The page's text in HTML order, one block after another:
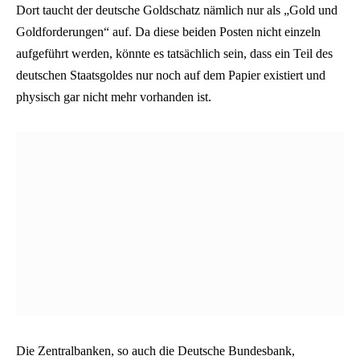
Dort taucht der deutsche Goldschatz nämlich nur als „Gold und
Goldforderungen“ auf. Da diese beiden Posten nicht einzeln
aufgeführt werden, könnte es tatsächlich sein, dass ein Teil des
deutschen Staatsgoldes nur noch auf dem Papier existiert und
physisch gar nicht mehr vorhanden ist.
Die Zentralbanken, so auch die Deutsche Bundesbank,